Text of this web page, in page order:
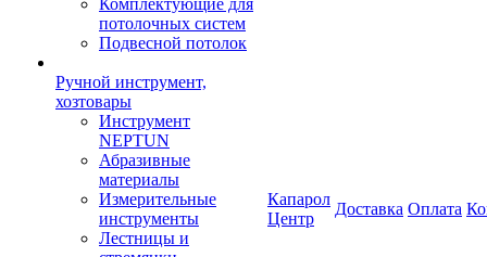
Комплектующие для
потолочных систем
Подвесной потолок
Ручной инструмент,
хозтовары
Инструмент
NEPTUN
Абразивные
материалы
Измерительные
инструменты
Лестницы и
Капарол
Центр
Доставка Оплата